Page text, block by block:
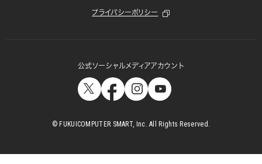
プライバシーポリシー
© FUKUICOMPUTER SMART, Inc. All Rights Reserved.
公式ソーシャルメディアアカウント